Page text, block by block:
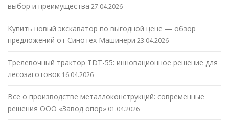
выбор и преимущества 27.04.2026
Купить новый экскаватор по выгодной цене — обзор
предложений от Синотех Машинери 23.04.2026
Трелевочный трактор TDT-55: инновационное решение для
лесозаготовок 16.04.2026
Все о производстве металлоконструкций: современные
решения ООО «Завод опор» 01.04.2026